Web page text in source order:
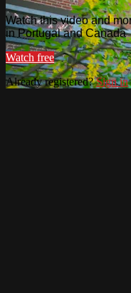
Watch this video and
in Portugal and Canada
Watch free
Already registered?Sign in